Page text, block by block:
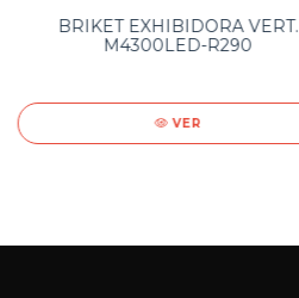
BRIKET EXHIBIDORA VERT.
M4300LED-R290
VER